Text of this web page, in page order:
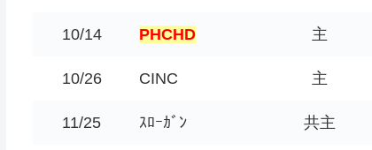
10/14 PHCHD 主
10/26 CINC 主
11/25 ｽﾛｰｶﾞﾝ 共主